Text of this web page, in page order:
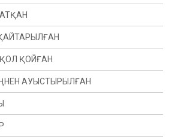
ҚОЙҒАН
АУЫСТЫРЫЛҒАН